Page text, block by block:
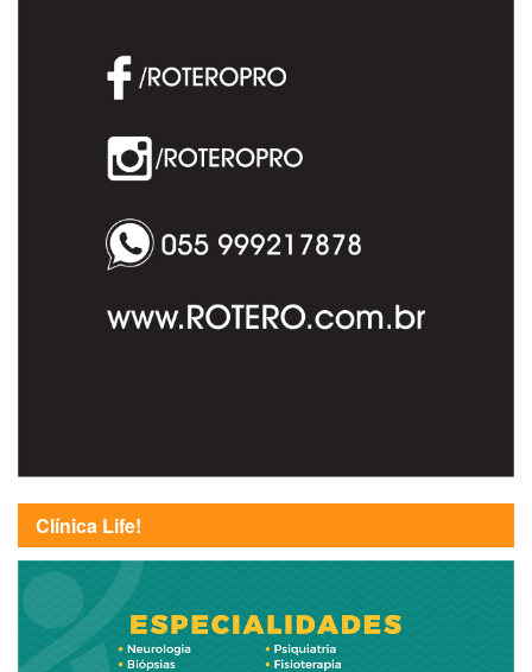
Clínica Life!